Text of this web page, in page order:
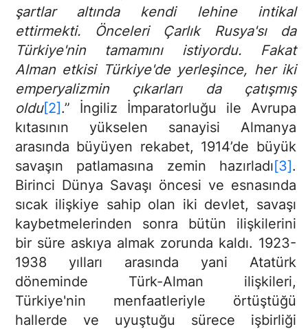
şartlar altında kendi lehine intikal
ettirmekti. Önceleri Çarlık Rusya'sı da
Türkiye'nin tamamını istiyordu. Fakat
Alman etkisi Türkiye'de yerleşince, her iki
emperyalizmin çıkarları da çatışmış
oldu[2].” İngiliz İmparatorluğu ile Avrupa
kıtasının yükselen sanayisi Almanya
arasında büyüyen rekabet, 1914’de büyük
savaşın patlamasına zemin hazırladı[3].
Birinci Dünya Savaşı öncesi ve esnasında
sıcak ilişkiye sahip olan iki devlet, savaşı
kaybetmelerinden sonra bütün ilişkilerini
bir süre askıya almak zorunda kaldı. 1923-
1938 yılları arasında yani Atatürk
döneminde Türk-Alman ilişkileri,
Türkiye'nin menfaatleriyle örtüştüğü
hallerde ve uyuştuğu sürece işbirliği